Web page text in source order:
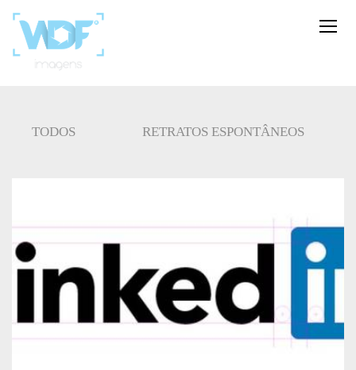
TODOS RETRATOS ESPONTÂNEOS